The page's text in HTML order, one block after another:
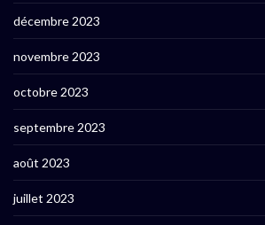
décembre 2023
novembre 2023
octobre 2023
septembre 2023
août 2023
juillet 2023